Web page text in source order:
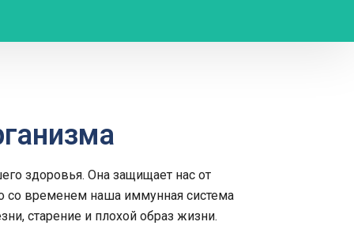
здоровья. Она защищает нас от
со временем наша иммунная система
старение и плохой образ жизни.